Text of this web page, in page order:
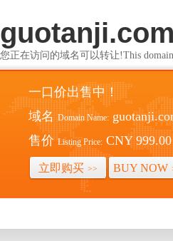
guotanji.com
您正在访问的域名可以转让!This domain
一口价出售中！
域名 Domain Name:
售价 Listing Price: CNY 999.00
立即购买 >> BUY NOW